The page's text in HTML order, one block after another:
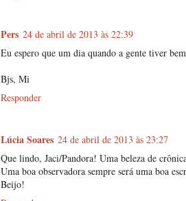
Pers 24 de abril de 2013 às 22:39
Eu espero que um dia quando a gente tiver
Bjs, Mi
Responder
Lúcia Soares 24 de abril de 2013 às 23:27
Que lindo, Jaci/Pandora! Uma beleza de
Uma boa observadora sempre será uma boa
Beijo!